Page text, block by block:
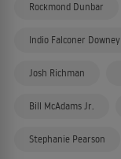
Rockmond Dunbar
Indio Falconer Downey
Josh Richman
Bill McAdams Jr.
Stephanie Pearson